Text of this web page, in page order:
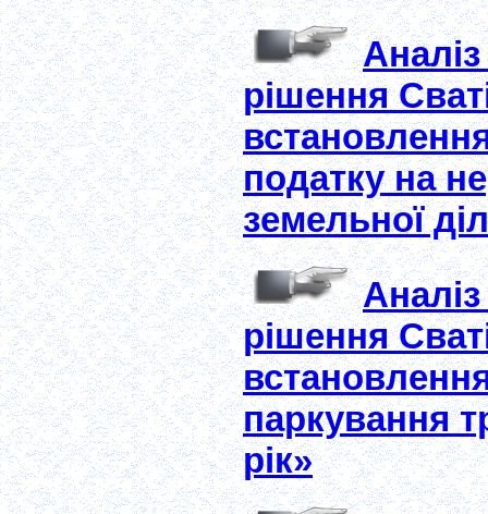
рішення
податку на
земельної
рішення
паркування
рік»